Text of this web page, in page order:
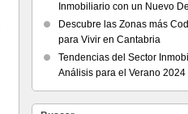
Inmobiliario con un Nuevo
Descubre las Zonas más
para Vivir en Cantabria
Tendencias del Sector
Análisis para el Verano 2024